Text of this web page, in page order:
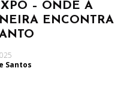
– ONDE A
ENCONTRA
Santos